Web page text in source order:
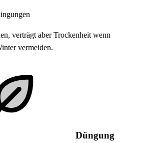
verträgt aber Trockenheit wenn
vermeiden.
Düngung